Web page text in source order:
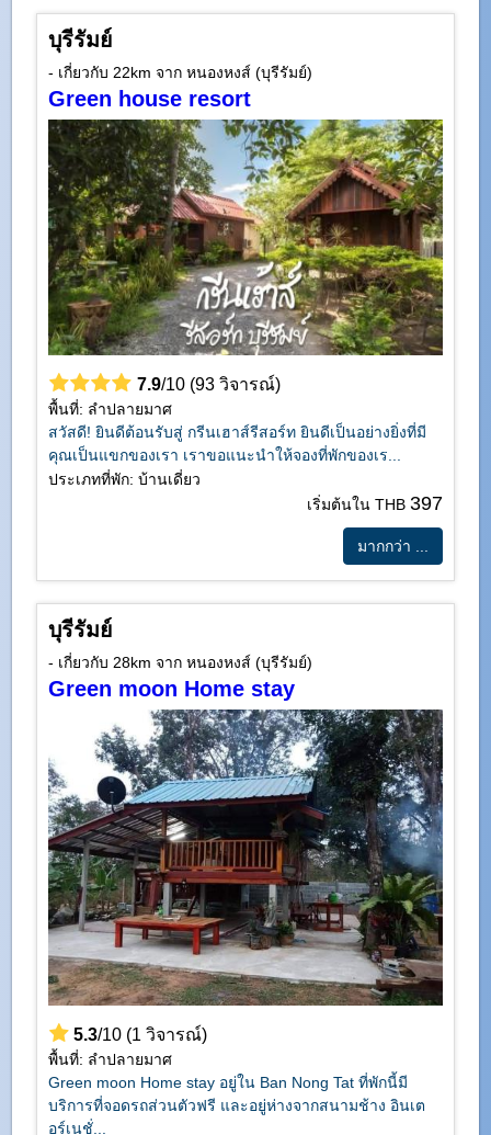
บุรีรัมย์
- เกี่ยวกับ 22km จาก หนองหงส์ (บุรีรัมย์)
Green house resort
7.9/10 (93 วิจารณ์)
พื้นที่: ลำปลายมาศ
สวัสดี! ยินดีต้อนรับสู่ กรีนเฮาส์รีสอร์ท ยินดีเป็นอย่างยิ่งที่มี
คุณเป็นแขกของเรา เราขอแนะนำให้จองที่พักของเร...
ประเภทที่พัก: บ้านเดี่ยว
เริ่มต้นใน THB 397
มากกว่า ...
บุรีรัมย์
- เกี่ยวกับ 28km จาก หนองหงส์ (บุรีรัมย์)
Green moon Home stay
5.3/10 (1 วิจารณ์)
พื้นที่: ลำปลายมาศ
Green moon Home stay อยู่ใน Ban Nong Tat ที่พักนี้มี
บริการที่จอดรถส่วนตัวฟรี และอยู่ห่างจากสนามช้าง อินเต
อร์เนชั่...